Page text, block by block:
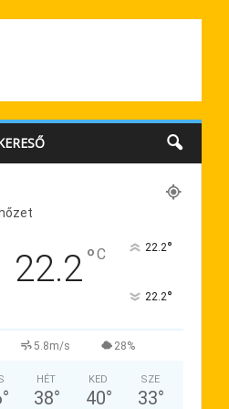
22.2°C 22.2°
22.2°
5.8m/s 28%
°
HÉT
38°
KED
40°
SZE
33°